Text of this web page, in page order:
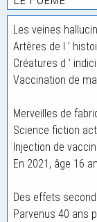
Les veines
Artères de l ’
Créatures d ’
Vaccination de
Merveilles de
Science fiction
Injection de vaccin
En 2021, âge 16
Des effets
Parvenus 40 ans